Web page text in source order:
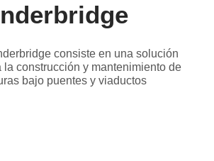
consiste en una solución
la construcción y mantenimiento de
bajo puentes y viaductos